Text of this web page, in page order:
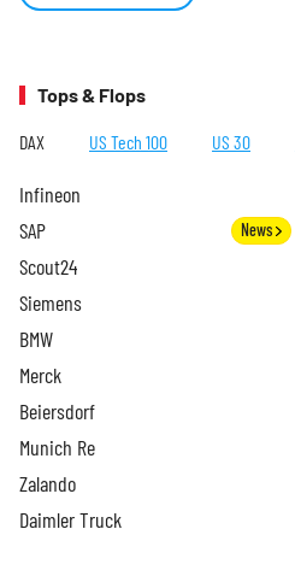
Tops & Flops
DAX US Tech 100 US 30
Infineon
SAP News
Scout24
Siemens
BMW
Merck
Beiersdorf
Munich Re
Zalando
Daimler Truck